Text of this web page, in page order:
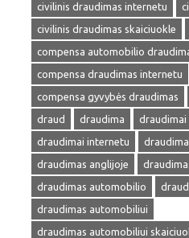
civilinis draudimas internetu
civilinis draudimas skaiciuokle
compensa automobilio
compensa draudimas internetu
compensa gyvybės draudimas
draud
draudima draudimai
draudimai internetu
draudimas anglijoje
draudimas automobilio
draudimas automobiliui
draudimas automobiliui